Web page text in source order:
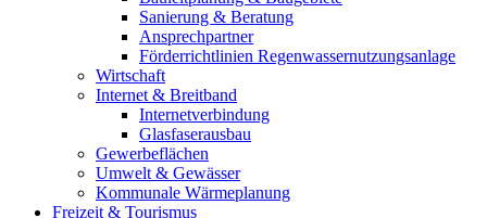
Sanierung & Beratung
Ansprechpartner
Förderrichtlinien Regenwassernutzungsanlage
Wirtschaft
Internet & Breitband
Internetverbindung
Glasfaserausbau
Gewerbeflächen
Umwelt & Gewässer
Kommunale Wärmeplanung
Freizeit & Tourismus